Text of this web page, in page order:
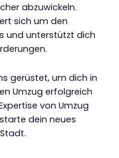
abzuwickeln.
sich um den
und unterstützt dich
gerüstet, um dich in
Umzug erfolgreich
von Umzug
dein neues